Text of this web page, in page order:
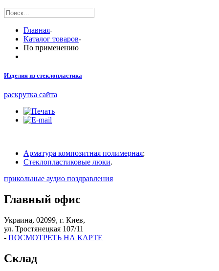
Главная-
Каталог товаров-
По применению
Изделия из стеклопластика
раскрутка сайта
Арматура композитная полимерная;
Стеклопластиковые люки.
прикольные аудио поздравления
Главный офис
Украина, 02099, г. Киев,
ул. Тростянецкая 107/11
- ПОСМОТРЕТЬ НА КАРТЕ
Склад